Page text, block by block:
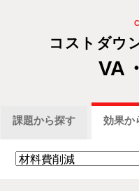
コストダウ
VA
課題から探す 効果か